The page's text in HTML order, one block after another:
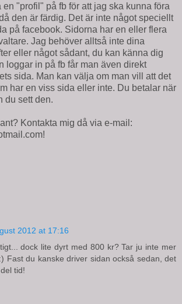
en "profil" på fb för att jag ska kunna föra
den är färdig. Det är inte något speciellt
på facebook. Sidorna har en eller flera
Jag behöver alltså inte dina
eller något sådant, du kan känna dig
loggar in på fb får man även direkt
sida. Man kan välja om man vill att det
har en viss sida eller inte. Du betalar när
du sett den.
Kontakta mig då via e-mail:
2012 at 17:16
dock lite dyrt med 800 kr? Tar ju inte mer
Fast du kanske driver sidan också sedan, det
tid!